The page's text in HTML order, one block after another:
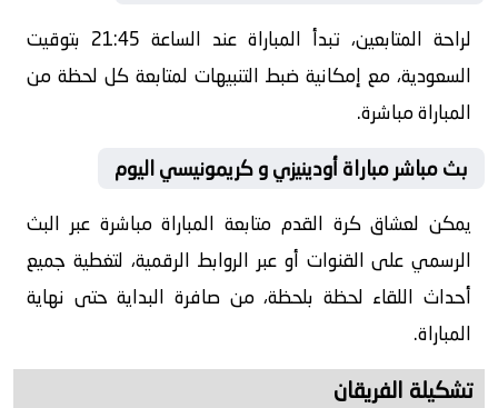
لراحة المتابعين، تبدأ المباراة عند الساعة 21:45 بتوقيت
السعودية، مع إمكانية ضبط التنبيهات لمتابعة كل لحظة من
المباراة مباشرة.
بث مباشر مباراة أودينيزي و كريمونيسي اليوم
يمكن لعشاق كرة القدم متابعة المباراة مباشرة عبر البث
الرسمي على القنوات أو عبر الروابط الرقمية، لتغطية جميع
أحداث اللقاء لحظة بلحظة، من صافرة البداية حتى نهاية
المباراة.
تشكيلة الفريقان